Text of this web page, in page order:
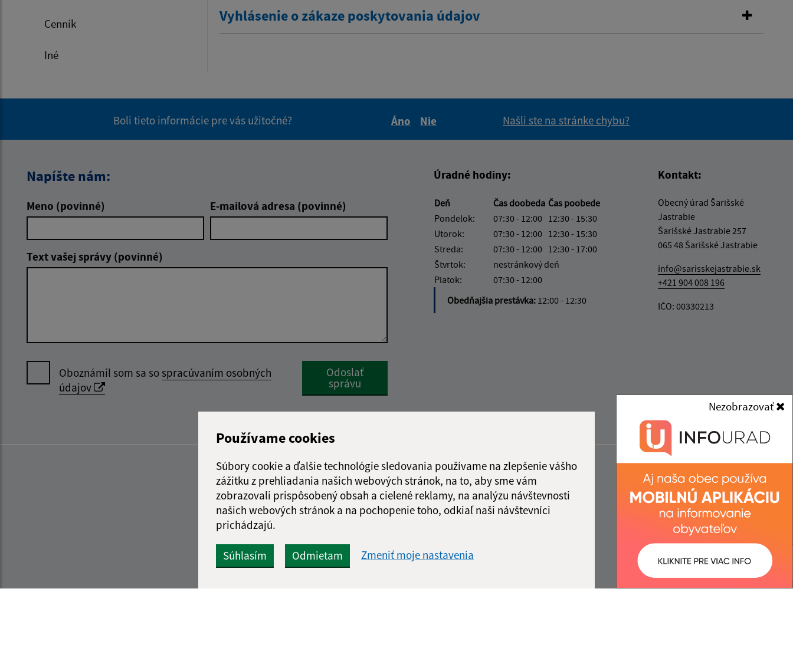
Používame cookies
Súbory cookie a ďalšie technológie sledovania používame na zlepšenie vášho
zážitku z prehliadania našich webových stránok, na to, aby sme vám
zobrazovali prispôsobený obsah a cielené reklamy, na analýzu návštevnosti
našich webových stránok a na pochopenie toho, odkiaľ naši návštevníci
prichádzajú.
Súhlasím Odmietam Zmeniť moje nastavenia
Nezobrazovať
Cenník
Iné
Vyhlásenie o zákaze poskytovania údajov
Boli tieto informácie pre vás užitočné?
Áno
Nie
Našli ste na stránke chybu?
Napíšte nám:
Meno (povinné) E-mailová adresa (povinné)
Text vašej správy (povinné)
Oboznámil som sa sospracúvaním osobných
údajov
Google reCaptcha Response
Odoslať
správu
Úradné hodiny:
Deň Čas doobeda Čas poobede
Pondelok:
07:30 - 12:00 12:30 - 15:30
Utorok:
07:30 - 12:00 12:30 - 15:30
Streda:
07:30 - 12:00 12:30 - 17:00
Štvrtok:
nestránkový deň
Piatok:
07:30 - 12:00
Obedňajšia prestávka: 12:00 - 12:30
Kontakt:
Obecný úrad Šarišské
Jastrabie
Šarišské Jastrabie 257
065 48 Šarišské Jastrabie
info@sarisskejastrabie.sk
+421 904 008 196
IČO: 00330213